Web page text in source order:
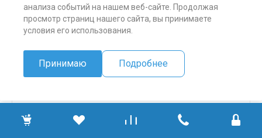
анализа событий на нашем веб-сайте. Продолжая
просмотр страниц нашего сайта, вы принимаете
условия его использования.
Принимаю Подробнее
ПОДРОБНЕЕ